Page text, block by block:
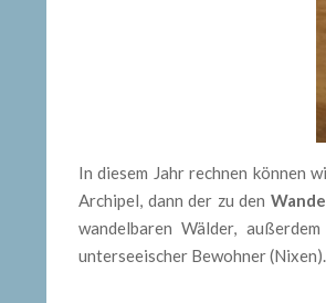
In diesem Jahr rechnen können
Archipel, dann der zu den
wandelbaren Wälder,
unterseeischer Bewohner (Nixen).